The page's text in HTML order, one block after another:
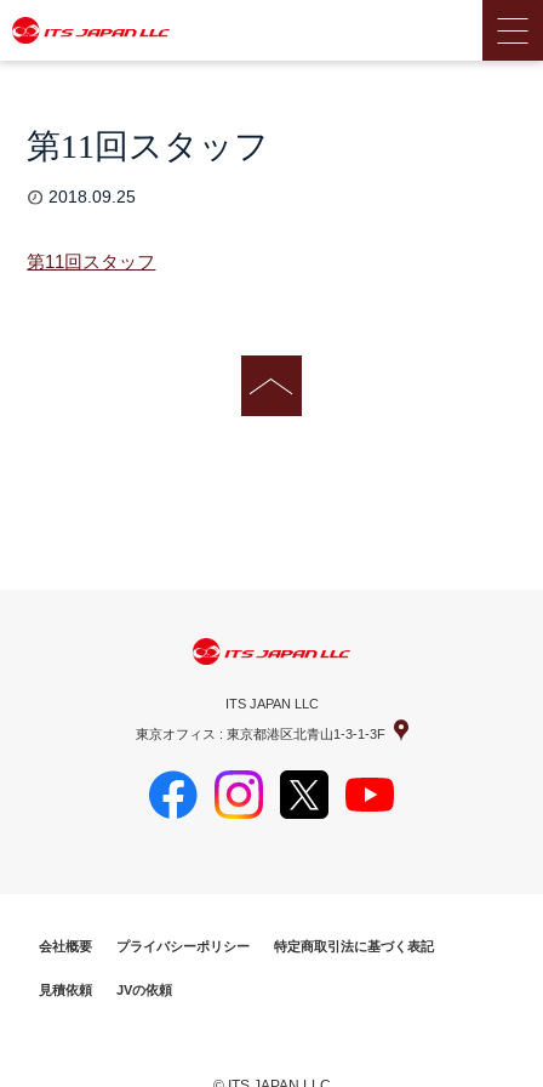
第11回スタッフ
2018.09.25
第11回スタッフ
ITS JAPAN LLC
東京オフィス : 東京都港区北青山1-3-1-3F
会社概要 プライバシーポリシー 特定商取引法に基づく表記
見積依頼 JVの依頼